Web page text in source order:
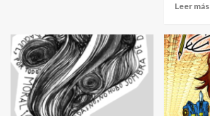
Leer más